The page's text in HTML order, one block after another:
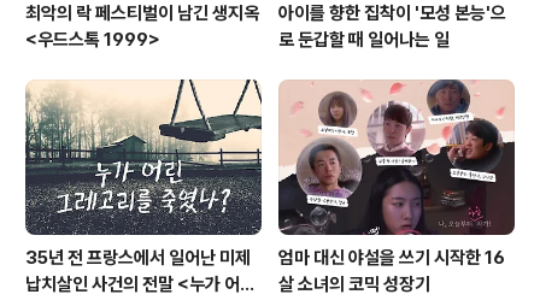
최악의 락 페스티벌이 남긴 생지옥
<우드스톡 1999>
아이를 향한 집착이 '모성 본능'으
로 둔갑할 때 일어나는 일
35년 전 프랑스에서 일어난 미제
납치살인 사건의 전말 <누가 어린
엄마 대신 야설을 쓰기 시작한 16
살 소녀의 코믹 성장기